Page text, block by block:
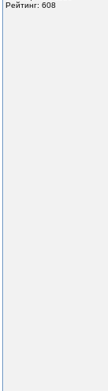
Рейтинг: 608